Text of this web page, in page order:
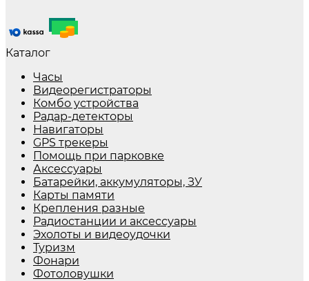
Каталог
Часы
Видеорегистраторы
Комбо устройства
Радар-детекторы
Навигаторы
GPS трекеры
Помощь при парковке
Аксессуары
Батарейки, аккумуляторы, ЗУ
Карты памяти
Крепления разные
Радиостанции и аксессуары
Эхолоты и видеоудочки
Туризм
Фонари
Фотоловушки